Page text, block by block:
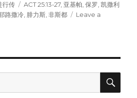
行传 Tags
ACT 25:13-27, 亚基帕 ,保罗 ,凯撒利
路撒冷 腓力斯 ,非斯都
Leave a